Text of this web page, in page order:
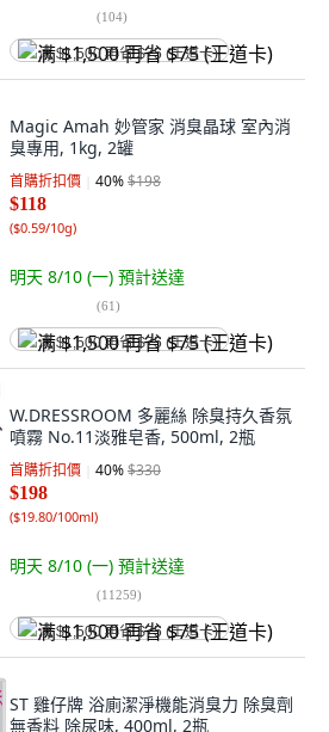
(104)
满 $1,500 再省 $75 (王道卡)
Magic Amah 妙管家 消臭晶球 室內消
臭專用, 1kg, 2罐
首購折扣價 40%$198
$118
($0.59/10g)
明天 8/10 (一) 預計送達
(61)
满 $1,500 再省 $75 (王道卡)
W.DRESSROOM 多麗絲 除臭持久香氛
噴霧 No.11淡雅皂香, 500ml, 2瓶
首購折扣價 40%$330
$198
($19.80/100ml)
明天 8/10 (一) 預計送達
(11259)
满 $1,500 再省 $75 (王道卡)
ST 雞仔牌 浴廁潔淨機能消臭力 除臭劑
無香料 除尿味, 400ml, 2瓶